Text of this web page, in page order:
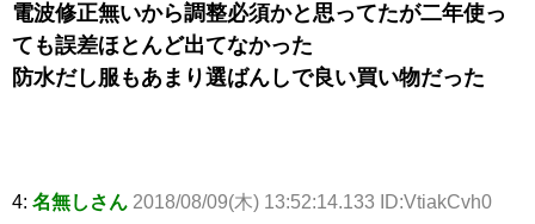
電波修正無いから調整必須かと思ってたが二年使っ
ても誤差ほとんど出てなかった
防水だし服もあまり選ばんしで良い買い物だった
4: 名無しさん 2018/08/09(木) 13:52:14.133 ID:VtiakCvh0